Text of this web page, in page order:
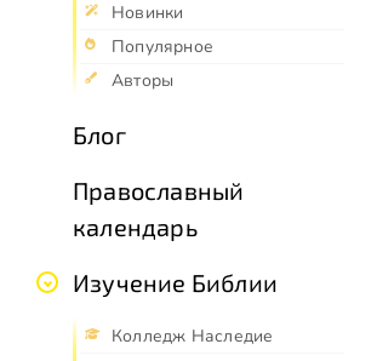
Новинки
Популярное
Авторы
Блог
Православный
календарь
Изучение Библии
Колледж Наследие